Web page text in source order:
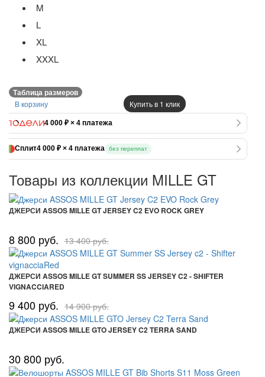
M
L
XL
XXXL
Таблица размеров
В корзину Купить в 1 клик
4 000 ₽ × 4 платежа
Сплит4 000 ₽ × 4 платежа без переплат
Товары из коллекции MILLE GT
ДЖЕРСИ ASSOS MILLE GT JERSEY C2 EVO ROCK GREY
8 800 руб. 13 400 руб.
ДЖЕРСИ ASSOS MILLE GT SUMMER SS JERSEY C2 - SHIFTER
VIGNACCIARED
9 400 руб. 14 900 руб.
ДЖЕРСИ ASSOS MILLE GTO JERSEY C2 TERRA SAND
30 800 руб.